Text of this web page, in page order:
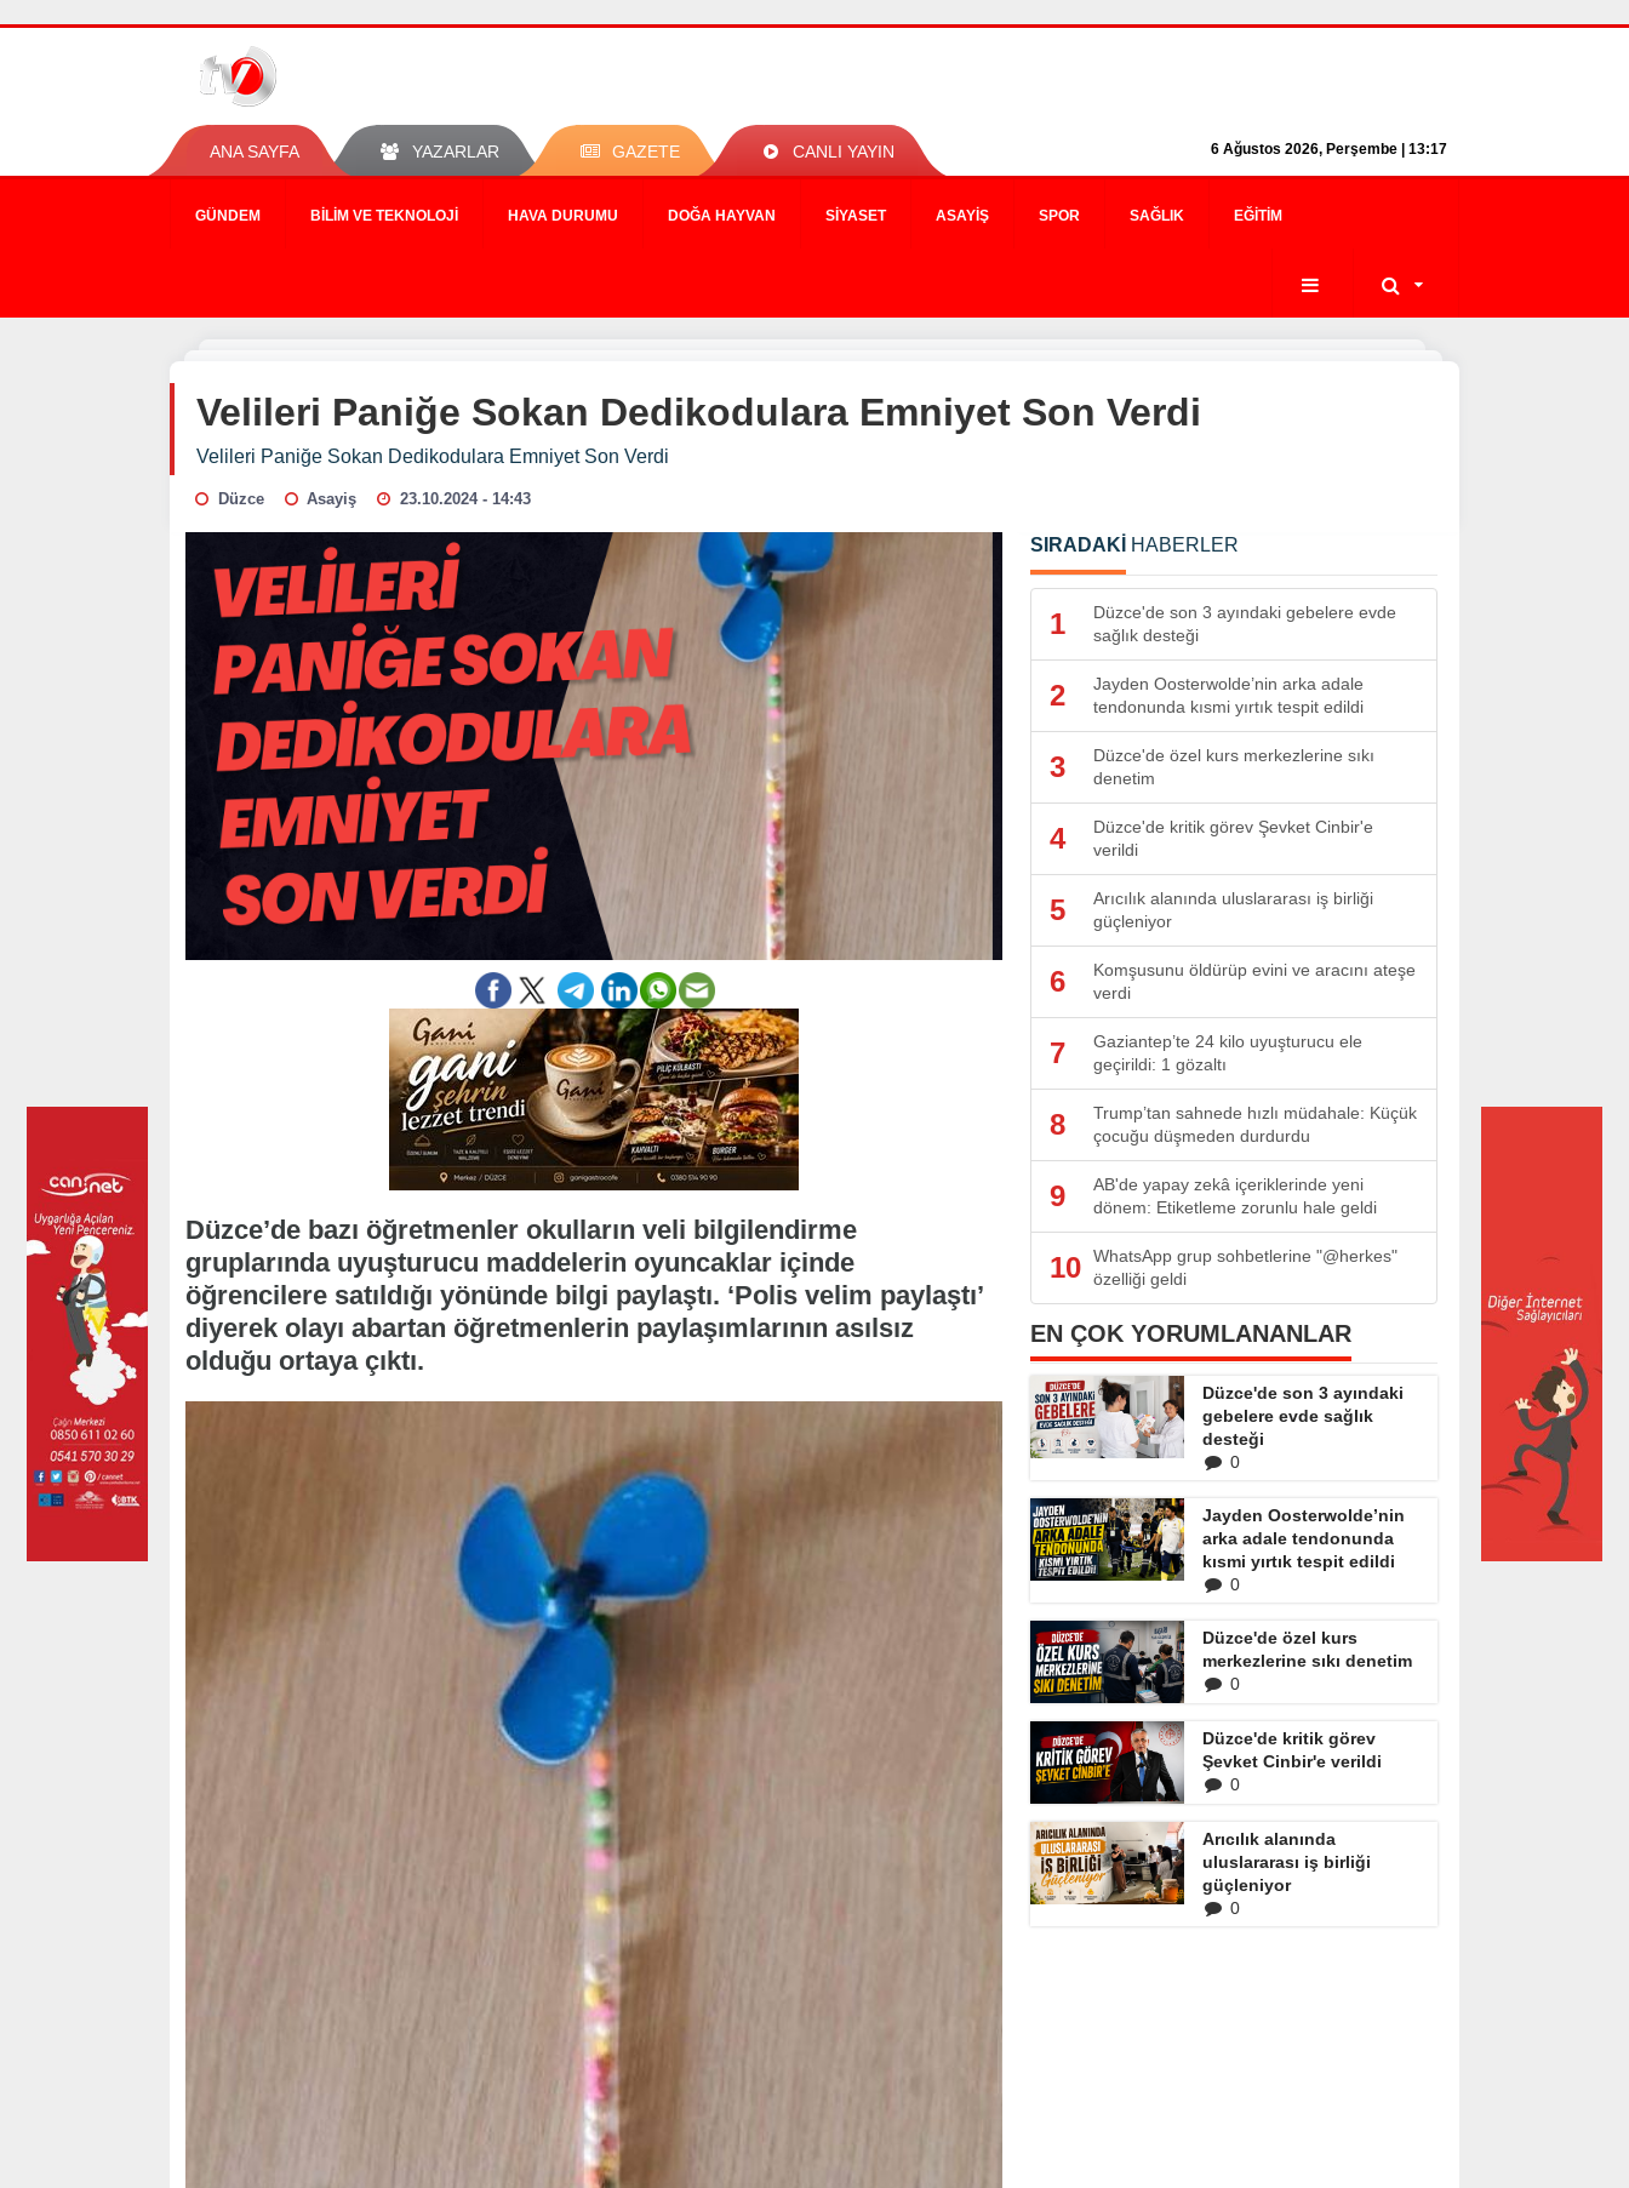
ANA SAYFA YAZARLAR GAZETE CANLI YAYIN 6 Ağustos 2026, Perşembe | 13:17
GÜNDEM BILIM VE TEKNOLOJI HAVA DURUMU DOĞA HAYVAN SIYASET ASAYIŞ SPOR SAĞLIK EĞITIM
Velileri Paniğe Sokan Dedikodulara Emniyet Son Verdi
Velileri Paniğe Sokan Dedikodulara Emniyet Son Verdi
Düzce Asayiş 23.10.2024 - 14:43
Düzce’de bazı öğretmenler okulların veli bilgilendirme
gruplarında uyuşturucu maddelerin oyuncaklar içinde
öğrencilere satıldığı yönünde bilgi paylaştı. ‘Polis velim paylaştı’
diyerek olayı abartan öğretmenlerin paylaşımlarının asılsız
olduğu ortaya çıktı.
SIRADAKİ HABERLER
1
Düzce'de son 3 ayındaki gebelere evde
sağlık desteği
2
Jayden Oosterwolde’nin arka adale
tendonunda kısmi yırtık tespit edildi
3
Düzce'de özel kurs merkezlerine sıkı
denetim
4
Düzce'de kritik görev Şevket Cinbir'e
verildi
5
Arıcılık alanında uluslararası iş birliği
güçleniyor
6
Komşusunu öldürüp evini ve aracını ateşe
verdi
7
Gaziantep’te 24 kilo uyuşturucu ele
geçirildi: 1 gözaltı
8
Trump’tan sahnede hızlı müdahale: Küçük
çocuğu düşmeden durdurdu
9
AB'de yapay zekâ içeriklerinde yeni
dönem: Etiketleme zorunlu hale geldi
10
WhatsApp grup sohbetlerine "@herkes"
özelliği geldi
EN ÇOK YORUMLANANLAR
Düzce'de son 3 ayındaki
gebelere evde sağlık
desteği
0
Jayden Oosterwolde’nin
arka adale tendonunda
kısmi yırtık tespit edildi
0
Düzce'de özel kurs
merkezlerine sıkı denetim
0
Düzce'de kritik görev
Şevket Cinbir'e verildi
0
Arıcılık alanında
uluslararası iş birliği
güçleniyor
0